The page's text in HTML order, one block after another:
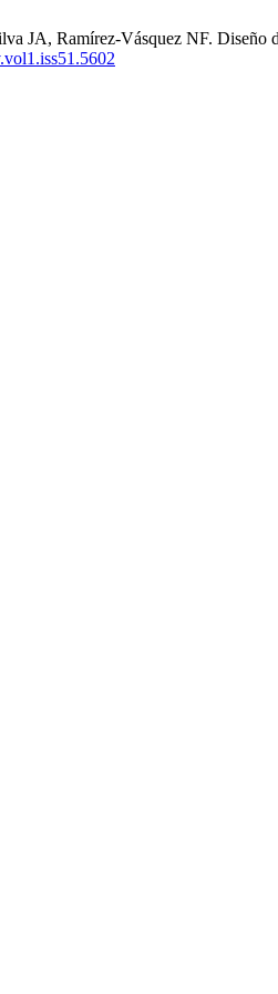
JA, Ramírez-Vásquez NF. Diseño